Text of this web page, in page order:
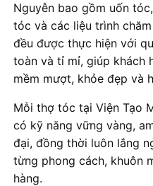
Nguyễn bao gồm uốn
tóc và các liệu trình
đều được thực hiện với
toàn và tỉ mỉ, giúp khách
mềm mượt, khỏe đẹp và
Mỗi thợ tóc tại Viện Tạo
có kỹ năng vững vàng,
đại, đồng thời luôn lắng
từng phong cách, khuôn
hàng.